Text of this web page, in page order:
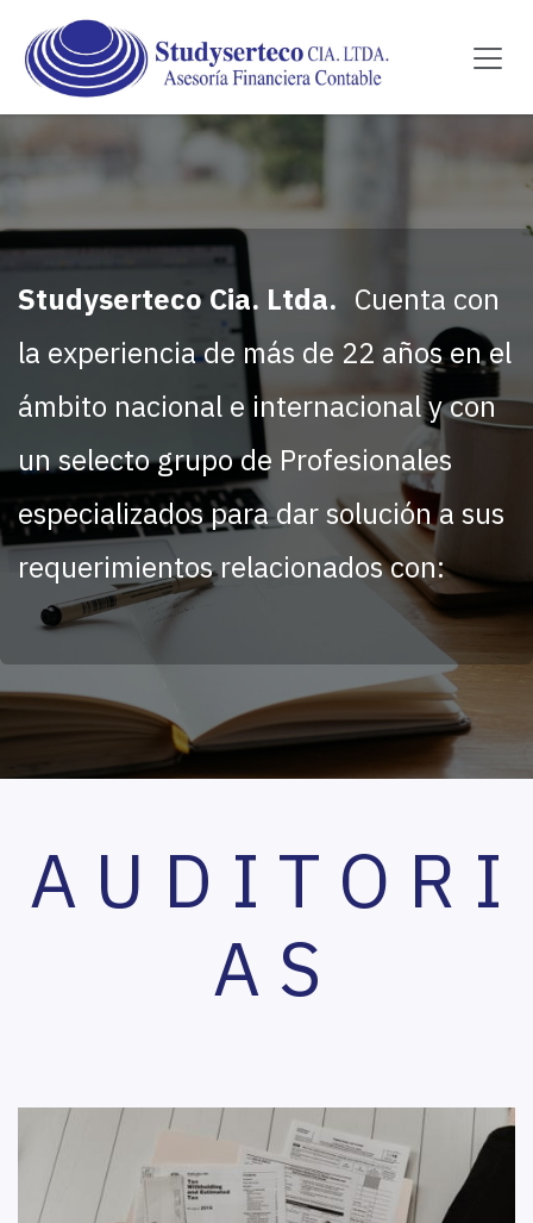
Ir al contenido
Studyserteco Cia. Ltda. Cuenta con
la experiencia de más de 22 años en el
ámbito nacional e internacional y con
un selecto grupo de Profesionales
especializados para dar solución a sus
requerimientos relacionados con:
A U D I T O R I
A S